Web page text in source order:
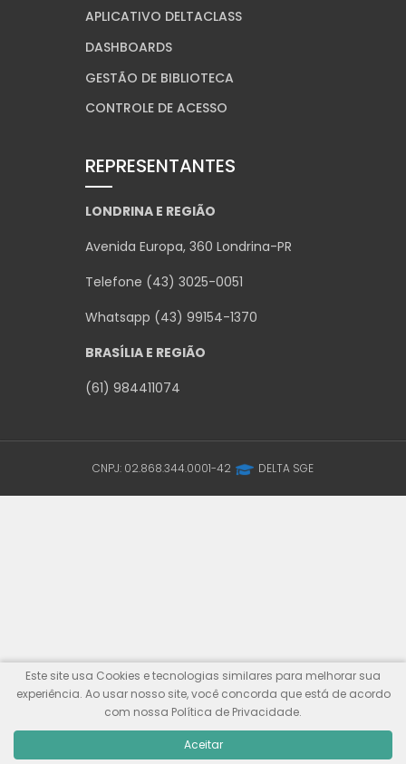
APLICATIVO DELTACLASS
DASHBOARDS
GESTÃO DE BIBLIOTECA
CONTROLE DE ACESSO
REPRESENTANTES
LONDRINA E REGIÃO
Avenida Europa, 360 Londrina-PR
Telefone (43) 3025-0051
Whatsapp (43) 99154-1370
BRASÍLIA E REGIÃO
(61) 984411074
CNPJ: 02.868.344.0001-42 DELTA SGE
Este site usa Cookies e tecnologias similares para melhorar sua
experiência. Ao usar nosso site, você concorda que está de acordo
com nossa Política de Privacidade.
Aceitar